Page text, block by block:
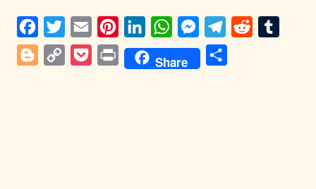
Facebook
Twitter Email PinterestLinkedInWhatsAppMessengerTelegram
Reddit
BloggerCopy
PocketPrint Share